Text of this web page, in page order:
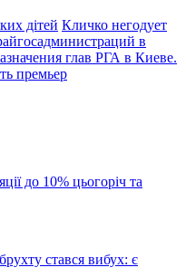
дітей Кличко негодует
в
глав РГА в Киеве.
премьер
до 10% цьогоріч та
стався вибух: є